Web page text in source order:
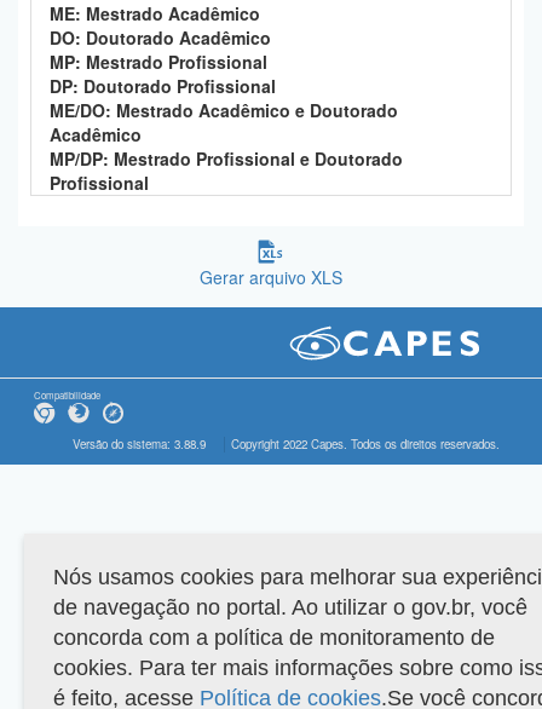
ME: Mestrado Acadêmico
DO: Doutorado Acadêmico
MP: Mestrado Profissional
DP: Doutorado Profissional
ME/DO: Mestrado Acadêmico e Doutorado
Acadêmico
MP/DP: Mestrado Profissional e Doutorado
Profissional
Gerar arquivo XLS
Compatibilidade
Versão do sistema: 3.88.9 Copyright 2022 Capes. Todos os direitos reservados.
Nós usamos cookies para melhorar sua
de navegação no portal. Ao utilizar o gov.br, você
concorda com a política de monitoramento de
cookies. Para ter mais informações sobre como
é feito, acesse Política de cookies.Se você